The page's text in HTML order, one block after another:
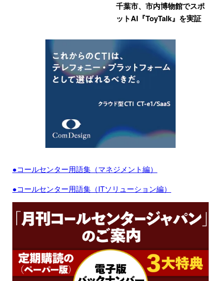
千葉市、市内博物館でスポ
ットAI『ToyTalk』を実証
●コールセンター用語集（マネジメント編）
●コールセンター用語集（ITソリューション編）